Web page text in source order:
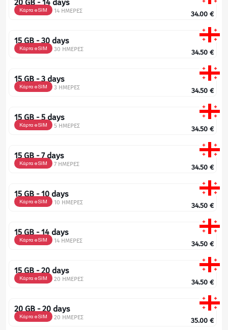
20 GB - 14 days
Κάρτα eSIM 14 ΗΜΕΡΕΣ 34.00 €
15 GB - 30 days
Κάρτα eSIM 30 ΗΜΕΡΕΣ 34.50 €
15 GB - 3 days
Κάρτα eSIM 3 ΗΜΕΡΕΣ 34.50 €
15 GB - 5 days
Κάρτα eSIM 5 ΗΜΕΡΕΣ 34.50 €
15 GB - 7 days
Κάρτα eSIM 7 ΗΜΕΡΕΣ 34.50 €
15 GB - 10 days
Κάρτα eSIM 10 ΗΜΕΡΕΣ 34.50 €
15 GB - 14 days
Κάρτα eSIM 14 ΗΜΕΡΕΣ 34.50 €
15 GB - 20 days
Κάρτα eSIM 20 ΗΜΕΡΕΣ 34.50 €
20 GB - 20 days
Κάρτα eSIM 20 ΗΜΕΡΕΣ 35.00 €